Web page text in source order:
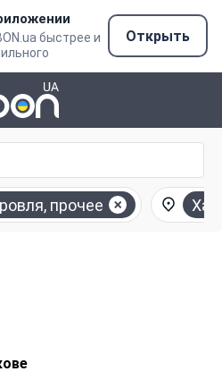
быстрее и
Открыть
прочее